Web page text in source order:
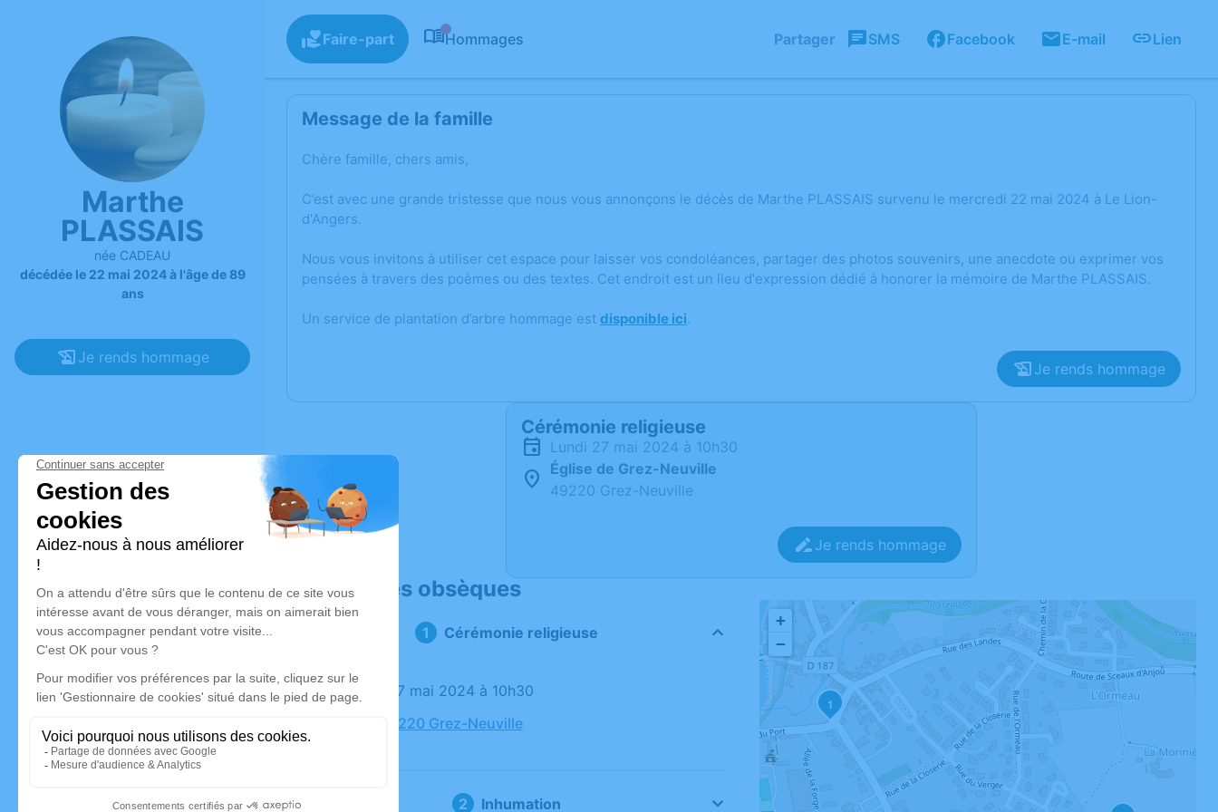
Marthe
PLASSAIS
née CADEAU
décédée le 22 mai 2024 à l'âge de 89
ans
Je rends hommage
Faire-part Hommages Partager SMS Facebook E-mail Lien
Message de la famille
Chère famille, chers amis,
C’est avec une grande tristesse que nous vous annonçons le décès de Marthe PLASSAIS survenu le mercredi 22 mai 2024 à Le Lion-
d'Angers.
Nous vous invitons à utiliser cet espace pour laisser vos condoléances, partager des photos souvenirs, une anecdote ou exprimer vos
pensées à travers des poèmes ou des textes. Cet endroit est un lieu d'expression dédié à honorer la mémoire de Marthe PLASSAIS.
Un service de plantation d’arbre hommage est disponible ici.
Je rends hommage
Cérémonie religieuse
lundi 27 mai 2024 à 10h30
Église de Grez-Neuville
49220 Grez-Neuville
Je rends hommage
Déroulé des obsèques
Cérémonie religieuse
Le lundi 27 mai 2024 à 10h30
Église, 49220 Grez-Neuville
Inhumation
1
+
−